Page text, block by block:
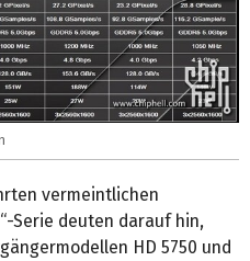
vermeintlichen
Serie deuten darauf hin,
HD 5750 und